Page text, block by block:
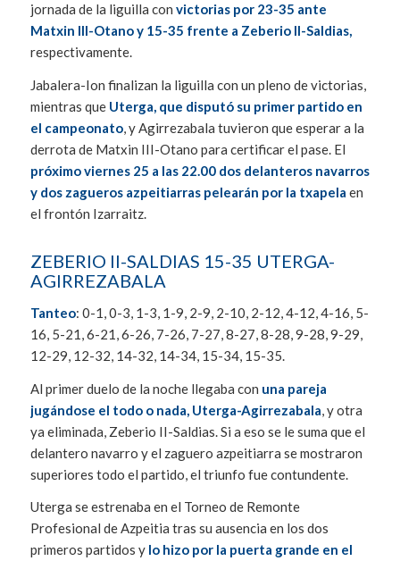
jornada de la liguilla con victorias por 23-35 ante
Matxin III-Otano y 15-35 frente a Zeberio II-Saldias,
respectivamente.
Jabalera-Ion finalizan la liguilla con un pleno de victorias,
mientras que Uterga, que disputó su primer partido en
el campeonato, y Agirrezabala tuvieron que esperar a la
derrota de Matxin III-Otano para certificar el pase. El
próximo viernes 25 a las 22.00 dos delanteros navarros
y dos zagueros azpeitiarras pelearán por la txapela en
el frontón Izarraitz.
ZEBERIO II-SALDIAS 15-35 UTERGA-
AGIRREZABALA
Tanteo: 0-1, 0-3, 1-3, 1-9, 2-9, 2-10, 2-12, 4-12, 4-16, 5-
16, 5-21, 6-21, 6-26, 7-26, 7-27, 8-27, 8-28, 9-28, 9-29,
12-29, 12-32, 14-32, 14-34, 15-34, 15-35.
Al primer duelo de la noche llegaba con una pareja
jugándose el todo o nada, Uterga-Agirrezabala , y otra
ya eliminada, Zeberio II-Saldias. Si a eso se le suma que el
delantero navarro y el zaguero azpeitiarra se mostraron
superiores todo el partido, el triunfo fue contundente.
Uterga se estrenaba en el Torneo de Remonte
Profesional de Azpeitia tras su ausencia en los dos
primeros partidos y lo hizo por la puerta grande en el